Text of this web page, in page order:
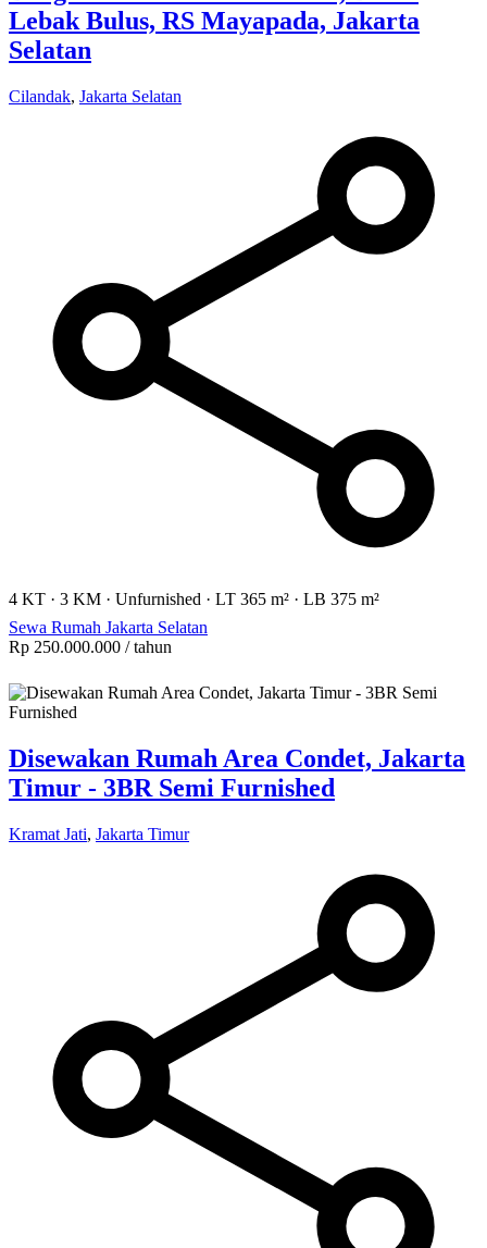
Lebak Bulus, RS Mayapada, Jakarta
Selatan
Cilandak, Jakarta Selatan
4 KT · 3 KM · Unfurnished · LT 365 m² · LB 375 m²
Sewa Rumah Jakarta Selatan
Rp 250.000.000 / tahun
Disewakan Rumah Area Condet, Jakarta
Timur - 3BR Semi Furnished
Kramat Jati, Jakarta Timur